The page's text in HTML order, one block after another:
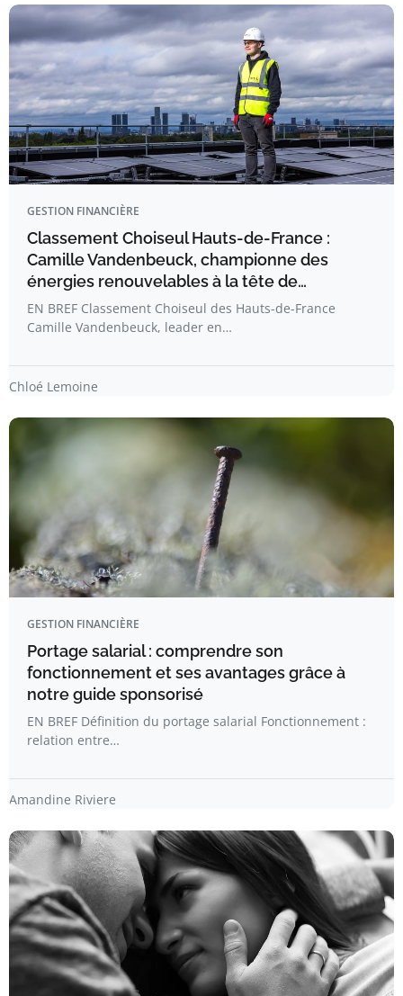
GESTION FINANCIÈRE
Classement Choiseul Hauts-de-France :
Camille Vandenbeuck, championne des
énergies renouvelables à la tête de…
EN BREF Classement Choiseul des Hauts-de-France
Camille Vandenbeuck, leader en…
Chloé Lemoine
GESTION FINANCIÈRE
Portage salarial : comprendre son
fonctionnement et ses avantages grâce à
notre guide sponsorisé
EN BREF Définition du portage salarial Fonctionnement :
relation entre…
Amandine Riviere